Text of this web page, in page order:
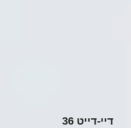
דיי-דייט 36